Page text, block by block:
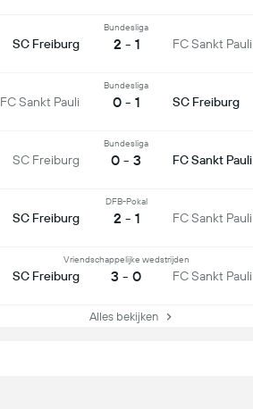
SC Freiburg
Bundesliga
2 - 1 FC Sankt Pauli
FC Sankt Pauli
Bundesliga
0 - 1 SC Freiburg
SC Freiburg
Bundesliga
0 - 3 FC Sankt Pauli
SC Freiburg
DFB-Pokal
2 - 1 FC Sankt Pauli
SC Freiburg
Vriendschappelijke wedstrijden
3 - 0 FC Sankt Pauli
Alles bekijken